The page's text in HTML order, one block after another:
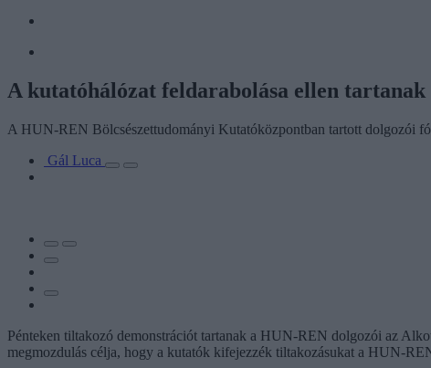
A kutatóhálózat feldarabolása ellen
A HUN-REN Bölcsészettudományi Kutatóközpontban tartott dolgozói
Gál Luca
Pénteken tiltakozó demonstrációt tartanak a HUN-REN dolgozói az
megmozdulás célja, hogy a kutatók kifejezzék tiltakozásukat a HUN-